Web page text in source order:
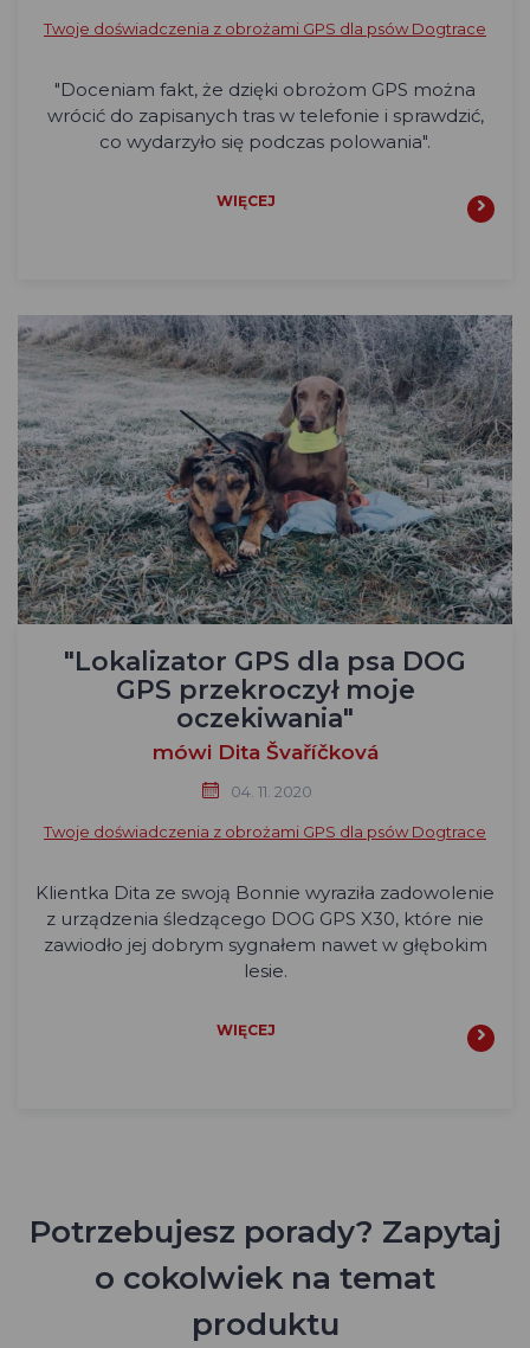
Twoje doświadczenia z obrożami GPS dla psów Dogtrace
"Doceniam fakt, że dzięki obrożom GPS można
wrócić do zapisanych tras w telefonie i sprawdzić,
co wydarzyło się podczas polowania".
WIĘCEJ
"Lokalizator GPS dla psa DOG
GPS przekroczył moje
oczekiwania"
mówi Dita Švaříčková
04. 11. 2020
Twoje doświadczenia z obrożami GPS dla psów Dogtrace
Klientka Dita ze swoją Bonnie wyraziła zadowolenie
z urządzenia śledzącego DOG GPS X30, które nie
zawiodło jej dobrym sygnałem nawet w głębokim
lesie.
WIĘCEJ
Potrzebujesz porady? Zapytaj
o cokolwiek na temat
produktu